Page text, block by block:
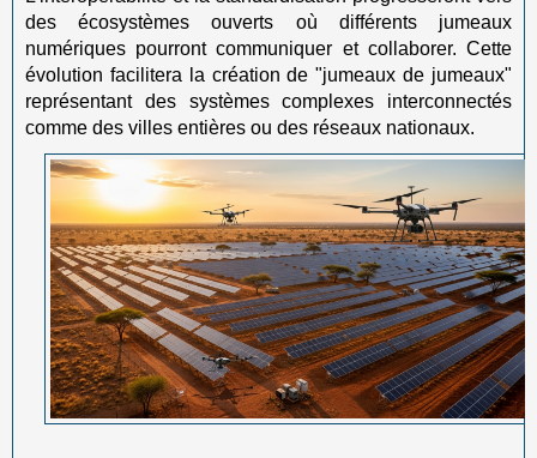
des écosystèmes ouverts où différents jumeaux
numériques pourront communiquer et collaborer. Cette
évolution facilitera la création de "jumeaux de jumeaux"
représentant des systèmes complexes interconnectés
comme des villes entières ou des réseaux nationaux.